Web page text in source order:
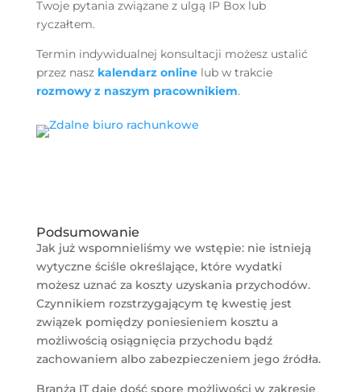
Twoje pytania związane z ulgą IP Box lub
ryczałtem.
Termin indywidualnej konsultacji możesz ustalić
przez nasz kalendarz online lub w trakcie
rozmowy z naszym pracownikiem.
Podsumowanie
Jak już wspomnieliśmy we wstępie: nie istnieją
wytyczne ściśle określające, które wydatki
możesz uznać za koszty uzyskania przychodów.
Czynnikiem rozstrzygającym tę kwestię jest
związek pomiędzy poniesieniem kosztu a
możliwością osiągnięcia przychodu bądź
zachowaniem albo zabezpieczeniem jego źródła.
Branża IT daje dość spore możliwości w zakresie